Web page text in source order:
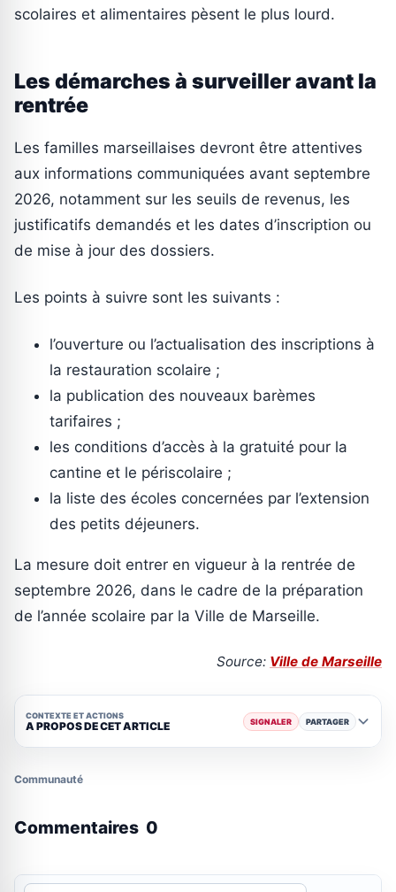
scolaires et alimentaires pèsent le plus lourd.
Les démarches à surveiller avant la
rentrée
Les familles marseillaises devront être attentives
aux informations communiquées avant septembre
2026, notamment sur les seuils de revenus, les
justificatifs demandés et les dates d’inscription ou
de mise à jour des dossiers.
Les points à suivre sont les suivants :
l’ouverture ou l’actualisation des inscriptions à
la restauration scolaire ;
la publication des nouveaux barèmes
tarifaires ;
les conditions d’accès à la gratuité pour la
cantine et le périscolaire ;
la liste des écoles concernées par l’extension
des petits déjeuners.
La mesure doit entrer en vigueur à la rentrée de
septembre 2026, dans le cadre de la préparation
de l’année scolaire par la Ville de Marseille.
Source: Ville de Marseille
CONTEXTE ET ACTIONS
A PROPOS DE CET ARTICLE SIGNALER PARTAGER
Communauté
Commentaires 0